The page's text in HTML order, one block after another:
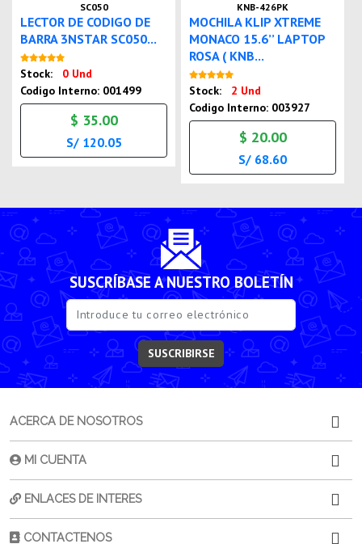
SC050
LECTOR DE CODIGO DE
BARRA 3NSTAR SC050...
Stock:
0 Und
Codigo Interno: 001499
$ 35.00
S/ 120.05
KNB-426PK
MOCHILA KLIP XTREME
MONACO 15.6’’ LAPTOP
ROSA ( KNB...
Stock:
2 Und
Codigo Interno: 003927
$ 20.00
S/ 68.60
SUSCRÍBASE A NUESTRO BOLETÍN
SUSCRIBIRSE
ACERCA DE NOSOTROS
MI CUENTA
ENLACES DE INTERES
CONTACTENOS